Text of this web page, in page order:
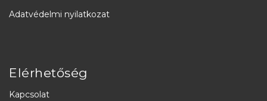
Adatvédelmi nyilatkozat
Elérhetőség
Kapcsolat